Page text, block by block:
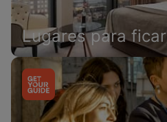
Lugares para ficar